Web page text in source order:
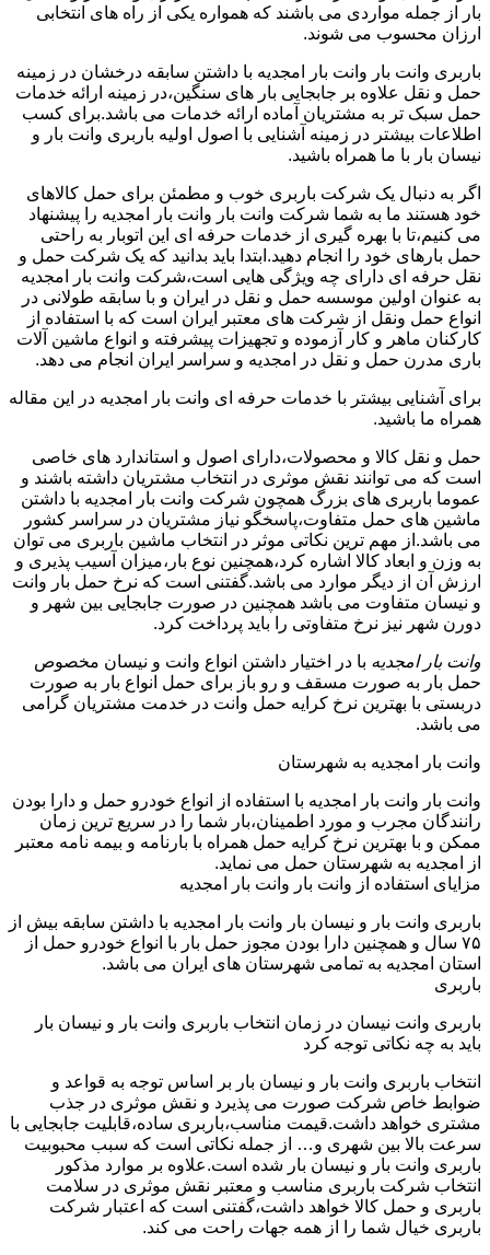
بار از جمله مواردی می باشند که همواره یکی از راه های انتخابی
ارزان محسوب می شوند.
باربری وانت بار وانت بار امجدیه با داشتن سابقه درخشان در زمینه
حمل و نقل علاوه بر جابجایی بار های سنگین،در زمینه ارائه خدمات
حمل سبک تر به مشتریان آماده ارائه خدمات می باشد.برای کسب
اطلاعات بیشتر در زمینه آشنایی با اصول اولیه باربری وانت بار و
نیسان بار با ما همراه باشید.
اگر به دنبال یک شرکت باربری خوب و مطمئن برای حمل کالاهای
خود هستند ما به شما شرکت وانت بار وانت بار امجدیه را پیشنهاد
می کنیم،تا با بهره گیری از خدمات حرفه ای این اتوبار به راحتی
حمل بارهای خود را انجام دهید.ابتدا باید بدانید که یک شرکت حمل و
نقل حرفه ای دارای چه ویژگی هایی است،شرکت وانت بار امجدیه
به عنوان اولین موسسه حمل و نقل در ایران و با سابقه طولانی در
انواع حمل ونقل از شرکت های معتبر ایران است که با استفاده از
کارکنان ماهر و کار آزموده و تجهیزات پیشرفته و انواع ماشین آلات
باری مدرن حمل و نقل در امجدیه و سراسر ایران انجام می دهد.
برای آشنایی بیشتر با خدمات حرفه ای وانت بار امجدیه در این مقاله
همراه ما باشید.
حمل و نقل کالا و محصولات،دارای اصول و استاندارد های خاصی
است که می توانند نقش موثری در انتخاب مشتریان داشته باشند و
عموما باربری های بزرگ همچون شرکت وانت بار امجدیه با داشتن
ماشین های حمل متفاوت،پاسخگو نیاز مشتریان در سراسر کشور
می باشد.از مهم ترین نکاتی موثر در انتخاب ماشین باربری می توان
به وزن و ابعاد کالا اشاره کرد،همچنین نوع بار،میزان آسیب پذیری و
ارزش آن از دیگر موارد می باشد.گفتنی است که نرخ حمل بار وانت
و نیسان متفاوت می باشد همچنین در صورت جابجایی بین شهر و
دورن شهر نیز نرخ متفاوتی را باید پرداخت کرد.
وانت بار امجدیه با در اختیار داشتن انواع وانت و نیسان مخصوص
حمل بار به صورت مسقف و رو باز برای حمل انواع بار به صورت
دربستی با بهترین نرخ کرایه حمل وانت در خدمت مشتریان گرامی
می باشد.
وانت بار امجدیه به شهرستان
وانت بار وانت بار امجدیه با استفاده از انواع خودرو حمل و دارا بودن
رانندگان مجرب و مورد اطمینان،بار شما را در سریع ترین زمان
ممکن و با بهترین نرخ کرایه حمل همراه با بارنامه و بیمه نامه معتبر
از امجدیه به شهرستان حمل می نماید.
مزایای استفاده از وانت بار وانت بار امجدیه
باربری وانت بار و نیسان بار وانت بار امجدیه با داشتن سابقه بیش از
۷۵ سال و همچنین دارا بودن مجوز حمل بار با انواع خودرو حمل از
استان امجدیه به تمامی شهرستان های ایران می باشد.
باربری
باربری وانت نیسان در زمان انتخاب باربری وانت بار و نیسان بار
باید به چه نکاتی توجه کرد
انتخاب باربری وانت بار و نیسان بار بر اساس توجه به قواعد و
ضوابط خاص شرکت صورت می پذیرد و نقش موثری در جذب
مشتری خواهد داشت.قیمت مناسب،باربری ساده،قابلیت جابجایی با
سرعت بالا بین شهری و… از جمله نکاتی است که سبب محبوبیت
باربری وانت بار و نیسان بار شده است.علاوه بر موارد مذکور
انتخاب شرکت باربری مناسب و معتبر نقش موثری در سلامت
باربری و حمل کالا خواهد داشت،گفتنی است که اعتبار شرکت
باربری خیال شما را از همه جهات راحت می کند.